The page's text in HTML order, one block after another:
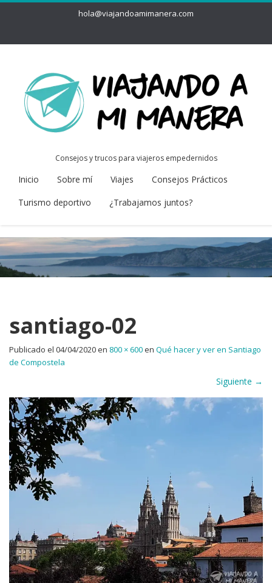
hola@viajandoamimanera.com
Consejos y trucos para viajeros empedernidos
Inicio Sobre mí Viajes
Consejos Prácticos
Turismo deportivo
¿Trabajamos juntos?
santiago-02
Publicado el 04/04/2020en 800 × 600en Qué hacer y ver en Santiago
de Compostela
Siguiente →